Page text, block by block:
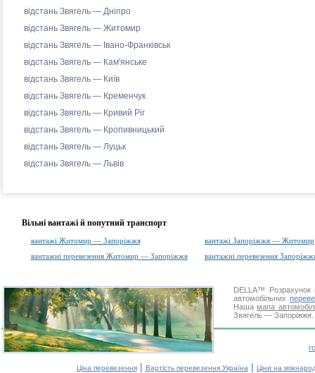
відстань Звягель — Дніпро
відстань Звягель — Житомир
відстань Звягель — Івано-Франківськ
відстань Звягель — Кам'янське
відстань Звягель — Київ
відстань Звягель — Кременчук
відстань Звягель — Кривий Ріг
відстань Звягель — Кропивницький
відстань Звягель — Луцьк
відстань Звягель — Львів
Вільні вантажі й попутний транспорт
вантажі Житомир — Запоріжжя
вантажі Запоріжжя — Житомир
вантажні перевезення Житомир — Запоріжжя
вантажні перевезення
DELLA™
Розрахунок
автомобільних
Нашамапа
Звягель — Запоріжжя.
Ціна перевезення| Вартість перевезення Україна | Ціни на